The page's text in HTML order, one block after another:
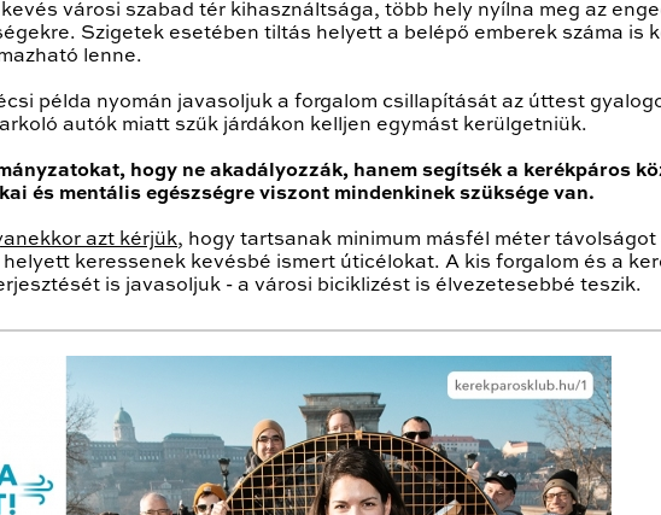
városi szabad tér kihasználtsága, több hely nyílna meg az
Szigetek esetében tiltás helyett a belépő emberek száma is
lenne.
példa nyomán javasoljuk a forgalom csillapítását az úttest
autók miatt szűk járdákon kelljen egymást kerülgetniük.
hogy ne akadályozzák, hanem segítsék a kerékpáros
és mentális egészségre viszont mindenkinek szüksége van.
azt kérjük, hogy tartsanak minimum másfél méter
keressenek kevésbé ismert úticélokat. A kis forgalom és a
is javasoljuk - a városi biciklizést is élvezetesebbé teszik.